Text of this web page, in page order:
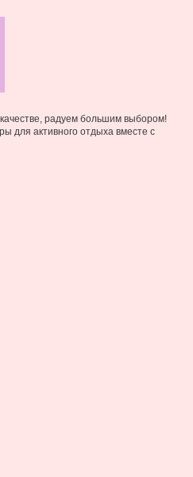
радуем большим выбором!
для активного отдыха вместе с